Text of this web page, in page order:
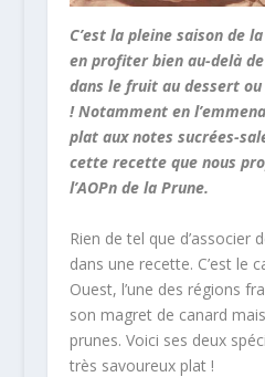
C’est la pleine saison de
en profiter bien au-delà
dans le fruit au dessert
! Notamment en
plat aux notes sucrées-
cette recette que nous
l’AOPn de la Prune.
Rien de tel que d’associer
dans une recette. C’est le
Ouest, l’une des régions
son magret de canard
prunes. Voici ses deux
très savoureux plat !